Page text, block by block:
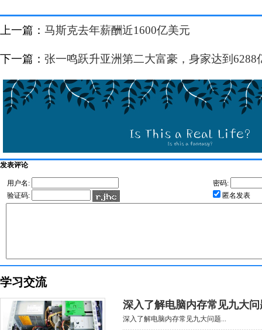
上一篇： 马斯克去年薪酬近1600亿美元
下一篇： 张一鸣跃升亚洲第二大富豪，身家达到6288
发表评论
用户名:
密码:
验证码:
匿名发表
学习交流
深入了解电脑内存常见九大问
深入了解电脑内存常见九大问题...